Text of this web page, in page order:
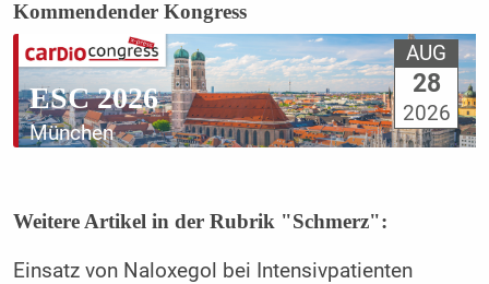
Kommendender Kongress
ESC 2026
München
AUG
28
2026
Weitere Artikel in der Rubrik "Schmerz":
Einsatz von Naloxegol bei Intensivpatienten